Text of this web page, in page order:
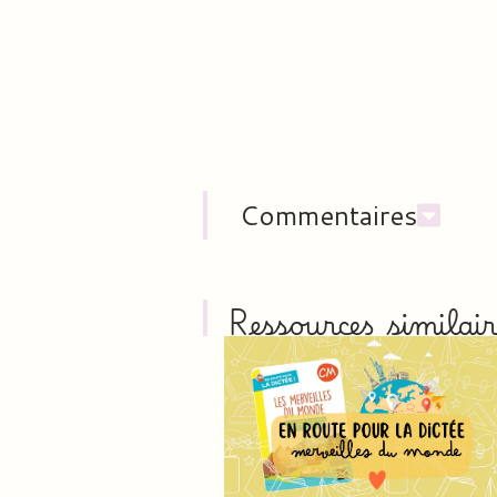
Commentaires
Ressources